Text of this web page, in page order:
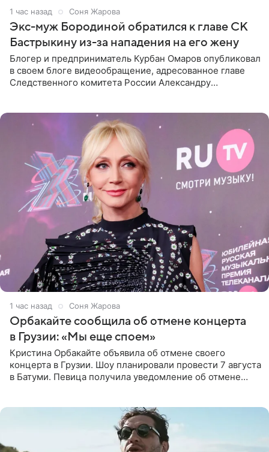
1 час назад Соня Жарова
Экс-муж Бородиной обратился к главе СК
Бастрыкину из-за нападения на его жену
Блогер и предприниматель Курбан Омаров опубликовал
в своем блоге видеообращение, адресованное главе
Следственного комитета России Александру
1 час назад Соня Жарова
Орбакайте сообщила об отмене концерта
в Грузии: «Мы еще споем»
Кристина Орбакайте объявила об отмене своего
концерта в Грузии. Шоу планировали провести 7 августа
в Батуми. Певица получила уведомление об отмене